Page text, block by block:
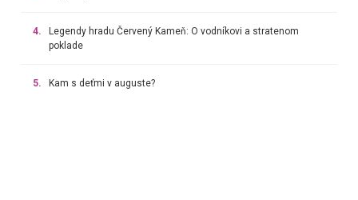
4.
Legendy hradu Červený Kameň: O vodníkovi a stratenom
poklade
5. Kam s deťmi v auguste?